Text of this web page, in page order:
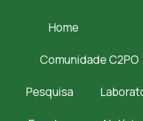
Home
Comunidade C2PO
Pesquisa